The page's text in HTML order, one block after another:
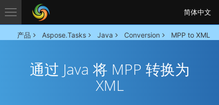
简体中文
产品 Aspose.Tasks Java Conversion MPP to XML
通过 Java 将 MPP 转换为
XML